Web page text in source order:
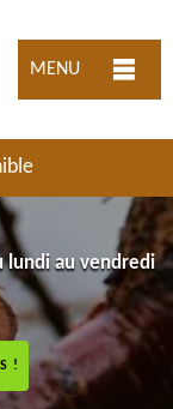
MENU
lundi au vendredi
!